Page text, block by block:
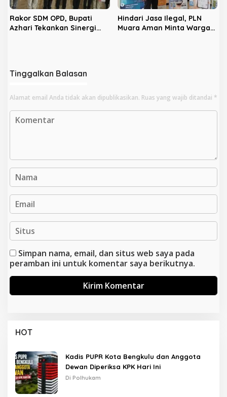
Rakor SDM OPD, Bupati
Azhari Tekankan Sinergi
Hindari Jasa Ilegal, PLN
Muara Aman Minta Warga
Tinggalkan Balasan
Alamat email Anda tidak akan dipublikasikan. Ruas yang wajib ditandai *
Simpan nama, email, dan situs web saya pada
peramban ini untuk komentar saya berikutnya.
HOT
Kadis PUPR Kota Bengkulu dan Anggota
Dewan Diperiksa KPK Hari Ini
Di Polhukam